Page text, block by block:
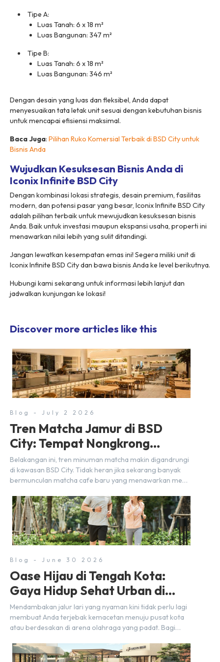
Tipe A:
Luas Tanah: 6 x 18 m²
Luas Bangunan: 347 m²
Tipe B:
Luas Tanah: 6 x 18 m²
Luas Bangunan: 346 m²
Dengan desain yang luas dan fleksibel, Anda dapat
menyesuaikan tata letak unit sesuai dengan kebutuhan bisnis
untuk mencapai efisiensi maksimal.
Baca Juga: Pilihan Ruko Komersial Terbaik di BSD City untuk
Bisnis Anda
Wujudkan Kesuksesan Bisnis Anda di
Iconix Infinite BSD City
Dengan kombinasi lokasi strategis, desain premium, fasilitas
modern, dan potensi pasar yang besar, Iconix Infinite BSD City
adalah pilihan terbaik untuk mewujudkan kesuksesan bisnis
Anda. Baik untuk investasi maupun ekspansi usaha, properti ini
menawarkan nilai lebih yang sulit ditandingi.
Jangan lewatkan kesempatan emas ini! Segera miliki unit di
Iconix Infinite BSD City dan bawa bisnis Anda ke level berikutnya.
Hubungi kami sekarang untuk informasi lebih lanjut dan
jadwalkan kunjungan ke lokasi!
Discover more articles like this
Blog - July 2 2026
Tren Matcha Jamur di BSD
City: Tempat Nongkrong
Estetik Dekat Hunian
Belakangan ini, tren minuman matcha makin digandrungi
di kawasan BSD City. Tidak heran jika sekarang banyak
bermunculan matcha cafe baru yang menawarkan menu
nyaman, baik untuk produktif bekerja (WFC) maupun
sekadar bersantai bersama orang terdekat. Kabar
baiknya, deretan kafe hits ini tersebar di lokasi-lokasi
strategis yang sangat […]
Blog - June 30 2026
Oase Hijau di Tengah Kota:
Gaya Hidup Sehat Urban di
BSD City
Mendambakan jalur lari yang nyaman kini tidak perlu lagi
membuat Anda terjebak kemacetan menuju pusat kota
atau berdesakan di arena olahraga yang padat. Bagi
langsung di lingkungan sekitar yang rindang, estetik, dan
menenangkan. Sebagai kawasan township terpadu, BSD